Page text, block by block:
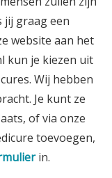
jij graag een
website aan het
kun je kiezen uit
Wij hebben
Je kunt ze
of via onze
toevoegen,
in.